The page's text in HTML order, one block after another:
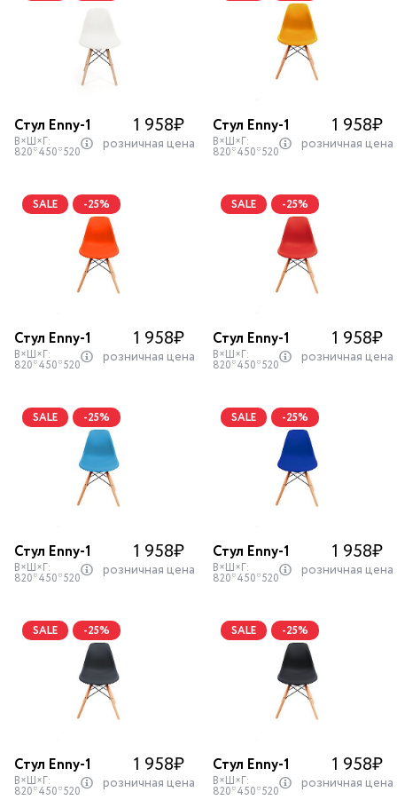
Стул Enny-1 1 958₽
В×Ш×Г:
820*450*520 розничная цена
Стул Enny-1 1 958₽
В×Ш×Г:
820*450*520 розничная цена
Стул Enny-1 1 958₽
В×Ш×Г:
820*450*520 розничная цена
SALE -25%
Стул Enny-1 1 958₽
В×Ш×Г:
820*450*520 розничная цена
SALE -25%
Стул Enny-1 1 958₽
В×Ш×Г:
820*450*520 розничная цена
SALE -25%
Стул Enny-1 1 958₽
В×Ш×Г:
820*450*520 розничная цена
SALE -25%
Стул Enny-1 1 958₽
В×Ш×Г:
820*450*520 розничная цена
SALE -25%
Стул Enny-1 1 958₽
В×Ш×Г:
820*450*520 розничная цена
SALE -25%